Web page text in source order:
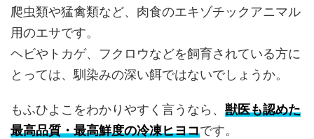
爬虫類や猛禽類など、肉食のエキゾチックアニマル
用のエサです。
ヘビやトカゲ、フクロウなどを飼育されている方に
とっては、馴染みの深い餌ではないでしょうか。
もふひよこをわかりやすく言うなら、 獣医も認めた
最高品質・最高鮮度の冷凍ヒヨコです。